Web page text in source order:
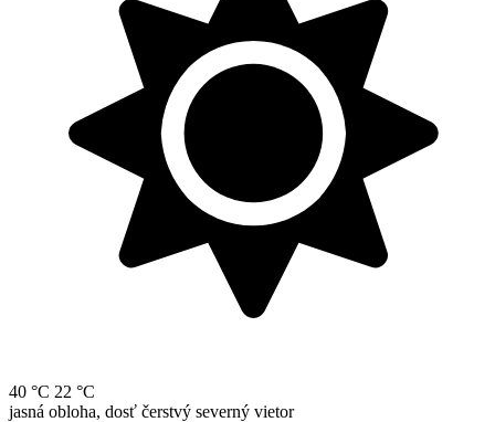
40 °C 22 °C
jasná obloha, dosť čerstvý severný vietor